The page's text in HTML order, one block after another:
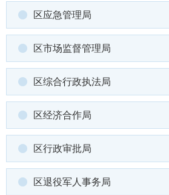
区应急管理局
区市场监督管理局
区综合行政执法局
区经济合作局
区行政审批局
区退役军人事务局